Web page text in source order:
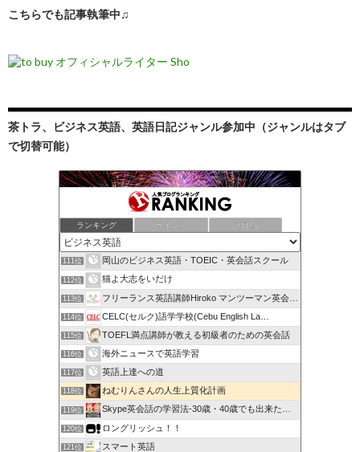
こちらでも記事執筆中♫
茶トラ、ビジネス英語、英語日記ジャンル参加中（ジャンルはタブ
で切替可能）
ランキング ポイント ブロ画
111位 岡山のビジネス英語・TOEIC・英会話スクール
112位 猫よ大志をいだけ
113位 フリーランス英語講師Hiroko マンツーマン英会話
114位 CELC(セルク)語学学校(Cebu English La…
115位 TOEFL満点講師が教える初級者のための英会話
116位 海外ニュースで英語学習
117位 英語上達への道
118位 ねむりんさんの人生上質化計画
119位 Skype英会話の学習法-30歳・40歳でも出来た英会話!!
120位 ロングリッシュ！！
121位 スマート英語